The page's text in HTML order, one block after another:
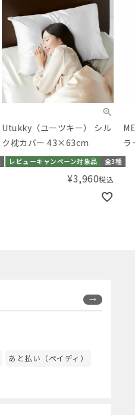
Utukky（ユーツキー） シル
ク枕カバー 43×63cm
レビューキャンペーン対象品 全3種
3,960税込
ラ
ル
あと払い（ペイディ）